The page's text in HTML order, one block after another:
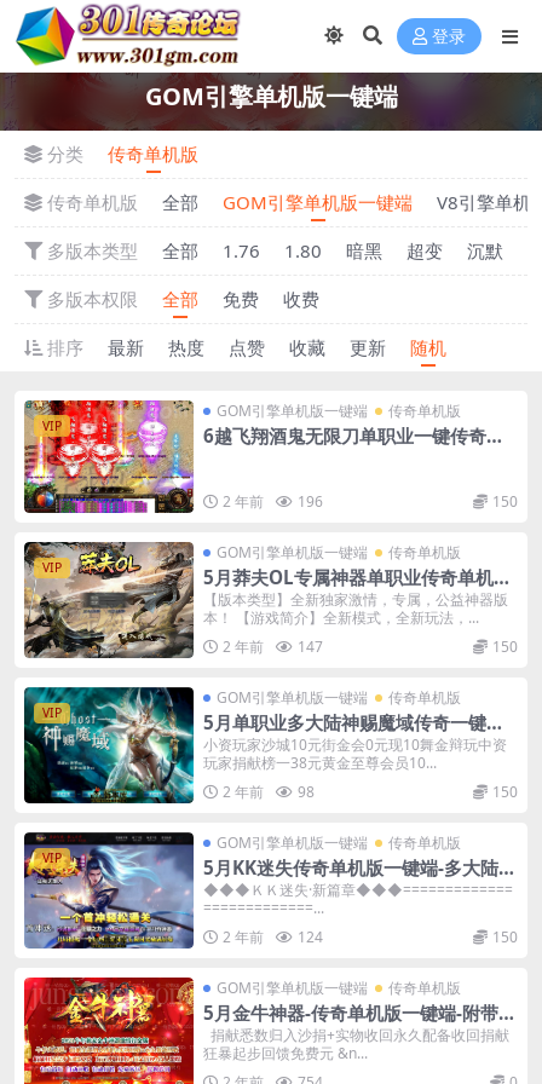
登录
GOM引擎单机版一键端
分类
传奇单机版
传奇单机版
全部 GOM引擎单机版一键端
V8引擎单机
多版本类型
全部 1.76 1.80 暗黑 超变 沉默
多版本权限
全部 免费
收费
排序
最新 热度 点赞 收藏 更新 随机
VIP
GOM引擎单机版一键端 传奇单机版
6越飞翔酒鬼无限刀单职业一键传奇版
2 年前 196 150
VIP
GOM引擎单机版一键端 传奇单机版
5月莽夫OL专属神器单职业传奇单机版-
附带GM后台
【版本类型】全新独家激情，专属，公益神器版
本！ 【游戏简介】全新模式，全新玩法，...
2 年前
147 150
VIP
GOM引擎单机版一键端 传奇单机版
5月单职业多大陆神赐魔域传奇一键端-
附带GM后台-探索版本
小资玩家沙城10元街金会0元现10舞金辩玩中资
玩家捐献榜一38元黄金至尊会员10...
2 年前
98 150
VIP
GOM引擎单机版一键端 传奇单机版
5月KK迷失传奇单机版一键端-多大陆-
附带GM后台-背包神器
◆◆◆ＫＫ迷失·新篇章◆◆◆=============
=============...
2 年前
124 150
GOM引擎单机版一键端 传奇单机版
5月金牛神器-传奇单机版一键端-附带强
大GM后台-炫酷光柱-微端传奇！
捐献悉数归入沙捐+实物收回永久配备收回捐献
狂暴起步回馈免费元 &n...